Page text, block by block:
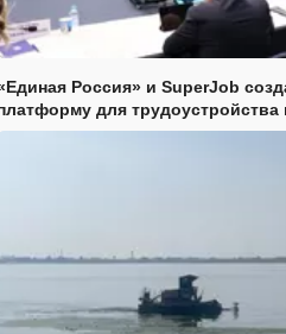
Россия» и SuperJob
для